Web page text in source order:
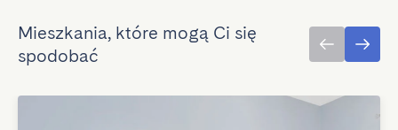
Mieszkania, które mogą Ci się
spodobać